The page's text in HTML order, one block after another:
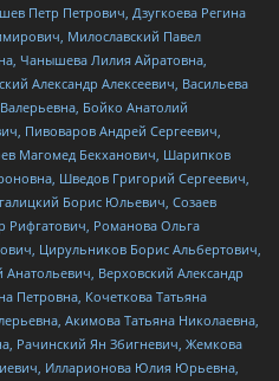
Петр Петрович, Дзугкоева Регина
Милославский Павел
Чанышева Лилия Айратовна,
Александр Алексеевич, Васильева
Бойко Анатолий
Пивоваров Андрей Сергеевич,
Магомед Бекханович, Шарипков
Шведов Григорий Сергеевич,
Борис Юльевич, Созаев
Рифгатович, Романова Ольга
Цирульников Борис Альбертович,
Верховский Александр
Петровна, Кочеткова Татьяна
Акимова Татьяна Николаевна,
Рачинский Ян Збигневич, Жемкова
Илларионова Юлия Юрьевна,